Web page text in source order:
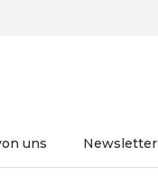
uns Newsletter